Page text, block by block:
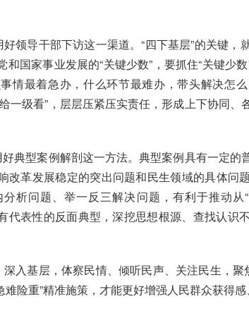
领导干部下访这一渠道。“四下基层”的关键，
国家事业发展的“关键少数”，要抓住“关键少数
情最着急办，什么环节最难办，带头解决怎
一级看”，层层压紧压实责任，形成上下协同、
典型案例解剖这一方法。典型案例具有一定的
改革发展稳定的突出问题和民生领域的具体问
析问题、举一反三解决问题，有利于推动从
代表性的反面典型，深挖思想根源、查找认识
入基层，体察民情、倾听民声、关注民生，聚
难险重”精准施策，才能更好增强人民群众获得感